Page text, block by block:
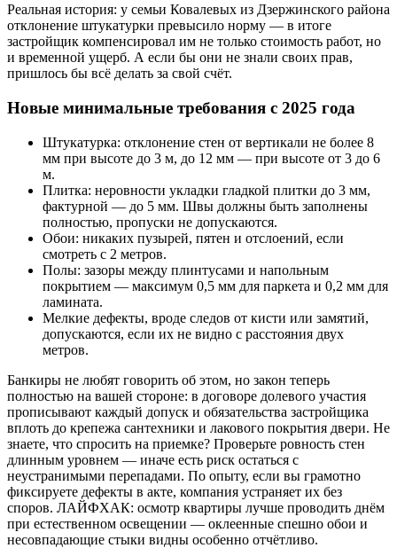
Реальная история: у семьи Ковалевых из Дзержинского района
отклонение штукатурки превысило норму — в итоге
застройщик компенсировал им не только стоимость работ, но
и временной ущерб. А если бы они не знали своих прав,
пришлось бы всё делать за свой счёт.
Новые минимальные требования с 2025 года
Штукатурка: отклонение стен от вертикали не более 8
мм при высоте до 3 м, до 12 мм — при высоте от 3 до 6
м.
Плитка: неровности укладки гладкой плитки до 3 мм,
фактурной — до 5 мм. Швы должны быть заполнены
полностью, пропуски не допускаются.
Обои: никаких пузырей, пятен и отслоений, если
смотреть с 2 метров.
Полы: зазоры между плинтусами и напольным
покрытием — максимум 0,5 мм для паркета и 0,2 мм для
ламината.
Мелкие дефекты, вроде следов от кисти или замятий,
допускаются, если их не видно с расстояния двух
метров.
Банкиры не любят говорить об этом, но закон теперь
полностью на вашей стороне: в договоре долевого участия
прописывают каждый допуск и обязательства застройщика
вплоть до крепежа сантехники и лакового покрытия двери. Не
знаете, что спросить на приемке? Проверьте ровность стен
длинным уровнем — иначе есть риск остаться с
неустранимыми перепадами. По опыту, если вы грамотно
фиксируете дефекты в акте, компания устраняет их без
споров. ЛАЙФХАК: осмотр квартиры лучше проводить днём
при естественном освещении — оклеенные спешно обои и
несовпадающие стыки видны особенно отчётливо.